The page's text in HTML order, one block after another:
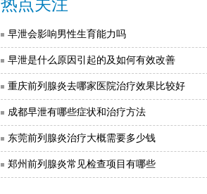
热点关注
早泄会影响男性生育能力吗
早泄是什么原因引起的及如何有效改善
重庆前列腺炎去哪家医院治疗效果比较好
成都早泄有哪些症状和治疗方法
东莞前列腺炎治疗大概需要多少钱
郑州前列腺炎常见检查项目有哪些